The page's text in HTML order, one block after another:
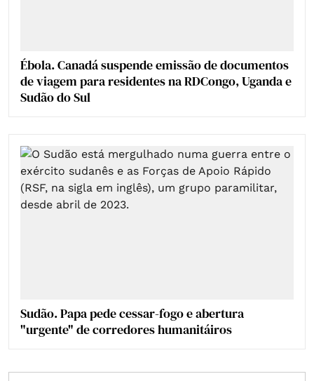
Ébola. Canadá suspende emissão de documentos
de viagem para residentes na RDCongo, Uganda e
Sudão do Sul
Sudão. Papa pede cessar-fogo e abertura
"urgente" de corredores humanitáiros